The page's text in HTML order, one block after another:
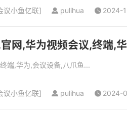
议小鱼亿联] pulihua 2024-
,华为视频会议,终端,
端,华为,会议设备,八爪鱼...
议小鱼亿联] pulihua 2024-